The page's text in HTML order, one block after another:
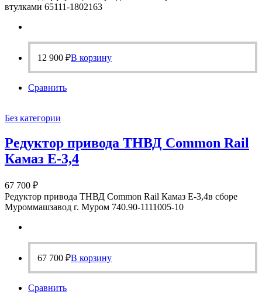
втулками 65111-1802163
12 900 ₽В корзину
Сравнить
Без категории
Редуктор привода ТНВД Common Rail
Камаз Е-3,4
67 700 ₽
Редуктор привода ТНВД Common Rail Камаз Е-3,4в сборе
Муроммашзавод г. Муром 740.90-1111005-10
67 700 ₽В корзину
Сравнить